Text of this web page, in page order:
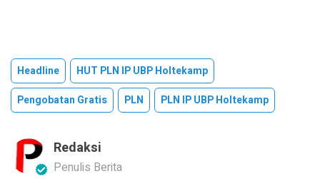
Headline
HUT PLN IP UBP Holtekamp
Pengobatan Gratis
PLN PLN IP UBP Holtekamp
Redaksi
Penulis Berita